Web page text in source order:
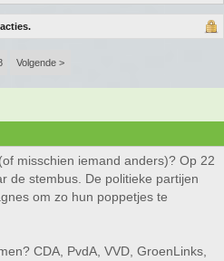
Volgende >
misschien iemand anders)? Op 22
de stembus. De politieke partijen
om zo hun poppetjes te
CDA, PvdA, VVD, GroenLinks,